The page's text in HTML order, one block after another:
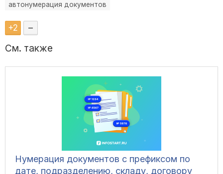
автонумерация документов
+2 –
См. также
Нумерация документов с префиксом по
дате, подразделению, складу, договору